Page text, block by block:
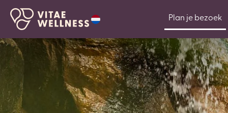
Plan je bezoek